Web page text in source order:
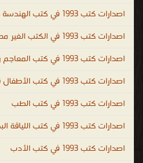
languages ، kutub ، تعلم اللغات
اصدارات كتب 1993 في كتب الهندسة والتكنولوجيا
اصدارات كتب 1993 في الكتب الغير مصنّفة
اصدارات كتب 1993 في كتب المعاجم واللغات
اصدارات كتب 1993 في كتب الأطفال قصص ومجلات
اصدارات كتب 1993 في كتب الطب
اصدارات كتب 1993 في كتب اللياقة البدنية والصحة العامة
اصدارات كتب 1993 في كتب الأدب